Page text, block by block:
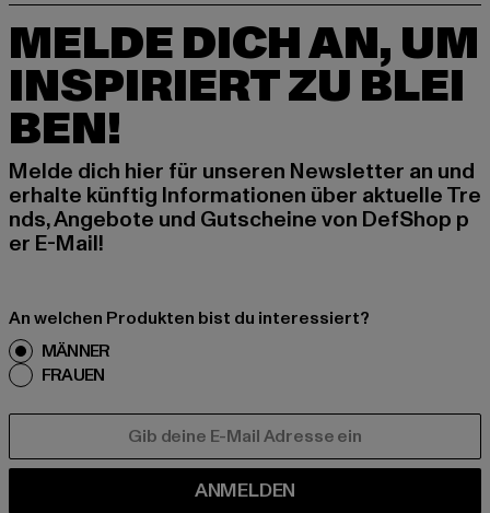
MELDE DICH AN, UM
INSPIRIERT ZU BLEI
BEN!
Melde dich hier für unseren Newsletter an und
erhalte künftig Informationen über aktuelle Tre
nds, Angebote und Gutscheine von DefShop p
er E-Mail!
An welchen Produkten bist du interessiert?
MÄNNER
FRAUEN
ANMELDEN